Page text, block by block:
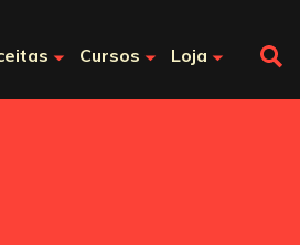
Cursos Loja